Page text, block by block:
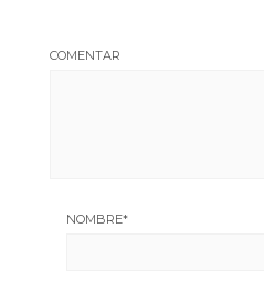
COMENTAR
NOMBRE*